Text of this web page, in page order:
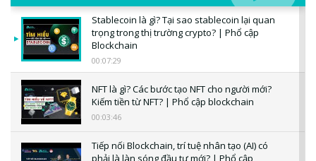
Stablecoin là gì? Tại sao stablecoin lại quan
trọng trong thị trường crypto? | Phổ cập
Blockchain
00:07:29
NFT là gì? Các bước tạo NFT cho người mới?
Kiếm tiền từ NFT? | Phổ cập blockchain
00:03:46
Tiếp nối Blockchain, trí tuệ nhân tạo (AI) có
phải là làn sóng đầu tư mới? | Phổ cập